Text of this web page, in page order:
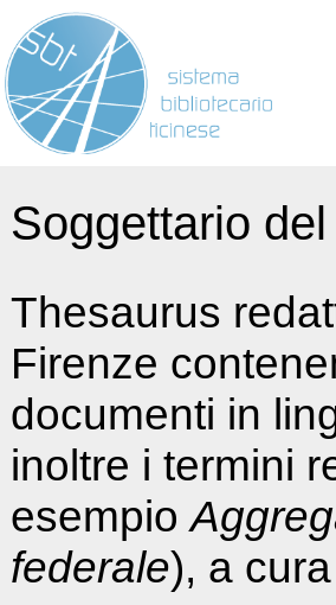
Soggettario
Thesaurus
Firenze
documenti in
inoltre i termini
esempio
federale), a